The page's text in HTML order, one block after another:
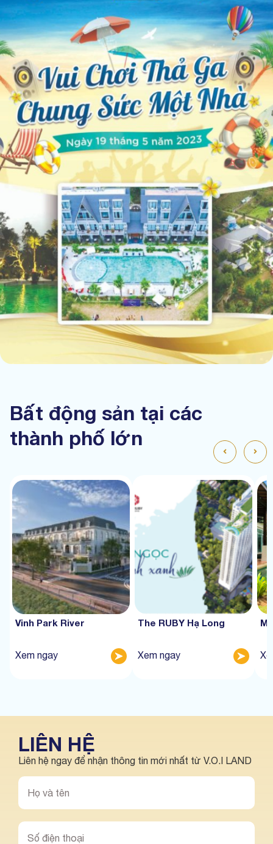
Bất động sản tại các
thành phố lớn
Vinh Park River
Xem ngay
The RUBY Hạ Long
Xem ngay
LIÊN HỆ
Liên hệ ngay để nhận thông tin mới nhất từ V.O.I LAND